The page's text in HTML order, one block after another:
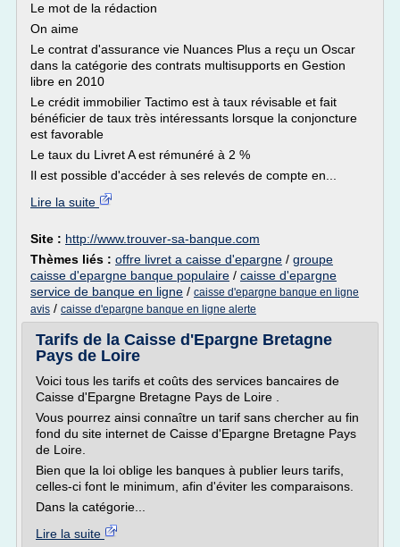
Le mot de la rédaction
On aime
Le contrat d'assurance vie Nuances Plus a reçu un Oscar
dans la catégorie des contrats multisupports en Gestion
libre en 2010
Le crédit immobilier Tactimo est à taux révisable et fait
bénéficier de taux très intéressants lorsque la conjoncture
est favorable
Le taux du Livret A est rémunéré à 2 %
Il est possible d'accéder à ses relevés de compte en...
Lire la suite
Site : http://www.trouver-sa-banque.com
Thèmes liés : offre livret a caisse d'epargne / groupe
caisse d'epargne banque populaire / caisse d'epargne
service de banque en ligne / caisse d'epargne banque en ligne
avis / caisse d'epargne banque en ligne alerte
Tarifs de la Caisse d'Epargne Bretagne
Pays de Loire
Voici tous les tarifs et coûts des services bancaires de
Caisse d'Epargne Bretagne Pays de Loire .
Vous pourrez ainsi connaître un tarif sans chercher au fin
fond du site internet de Caisse d'Epargne Bretagne Pays
de Loire.
Bien que la loi oblige les banques à publier leurs tarifs,
celles-ci font le minimum, afin d'éviter les comparaisons.
Dans la catégorie...
Lire la suite